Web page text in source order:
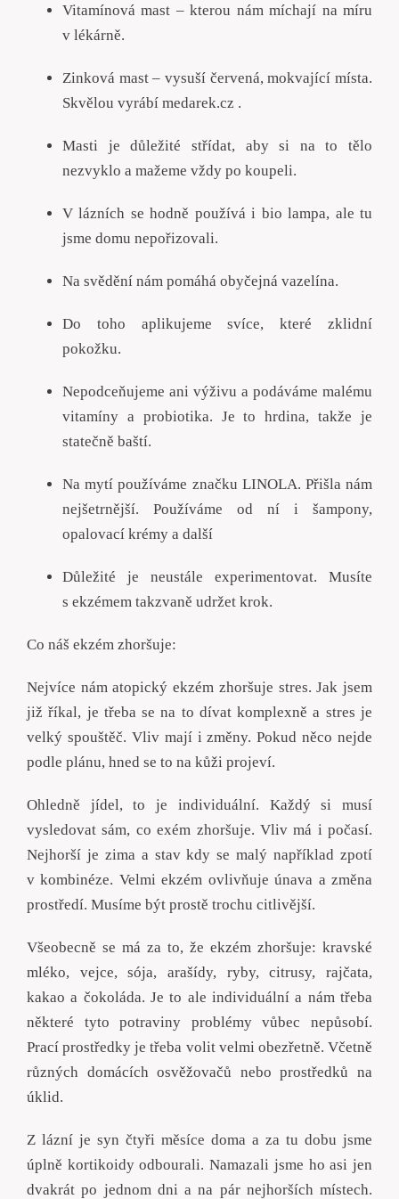
Vitamínová mast – kterou nám míchají na míru
v lékárně.
Zinková mast – vysuší červená, mokvající místa.
Skvělou vyrábí medarek.cz .
Masti je důležité střídat, aby si na to tělo
nezvyklo a mažeme vždy po koupeli.
V lázních se hodně používá i bio lampa, ale tu
jsme domu nepořizovali.
Na svědění nám pomáhá obyčejná vazelína.
Do toho aplikujeme svíce, které zklidní
pokožku.
Nepodceňujeme ani výživu a podáváme malému
vitamíny a probiotika. Je to hrdina, takže je
statečně baští.
Na mytí používáme značku LINOLA. Přišla nám
nejšetrnější. Používáme od ní i šampony,
opalovací krémy a další
Důležité je neustále experimentovat. Musíte
s ekzémem takzvaně udržet krok.
Co náš ekzém zhoršuje:
Nejvíce nám atopický ekzém zhoršuje stres. Jak jsem
již říkal, je třeba se na to dívat komplexně a stres je
velký spouštěč. Vliv mají i změny. Pokud něco nejde
podle plánu, hned se to na kůži projeví.
Ohledně jídel, to je individuální. Každý si musí
vysledovat sám, co exém zhoršuje. Vliv má i počasí.
Nejhorší je zima a stav kdy se malý například zpotí
v kombinéze. Velmi ekzém ovlivňuje únava a změna
prostředí. Musíme být prostě trochu citlivější.
Všeobecně se má za to, že ekzém zhoršuje: kravské
mléko, vejce, sója, arašídy, ryby, citrusy, rajčata,
kakao a čokoláda. Je to ale individuální a nám třeba
některé tyto potraviny problémy vůbec nepůsobí.
Prací prostředky je třeba volit velmi obezřetně. Včetně
různých domácích osvěžovačů nebo prostředků na
úklid.
Z lázní je syn čtyři měsíce doma a za tu dobu jsme
úplně kortikoidy odbourali. Namazali jsme ho asi jen
dvakrát po jednom dni a na pár nejhorších místech.